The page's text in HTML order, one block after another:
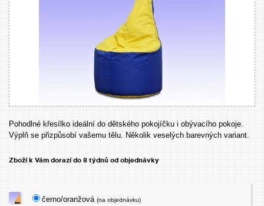
Pohodlné křesílko ideální do dětského pokojíčku i obývacího pokoje.
Výplň se přizpůsobí vašemu tělu. Několik veselých barevných variant.
Zboží k Vám dorazí do 8 týdnů od objednávky
černo/oranžová(na objednávku)